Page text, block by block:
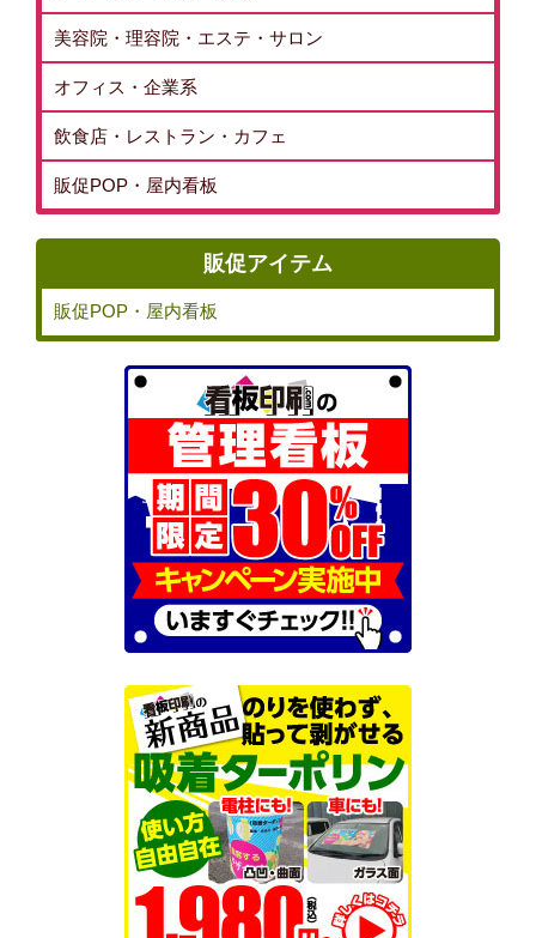
美容院・理容院・エステ・サロン
オフィス・企業系
飲食店・レストラン・カフェ
販促POP・屋内看板
販促アイテム
販促POP・屋内看板